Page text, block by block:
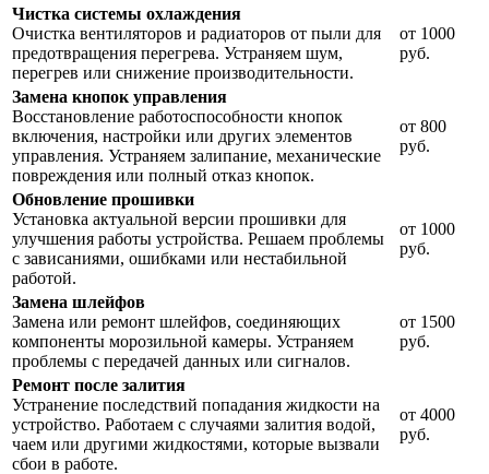
Чистка системы охлаждения
Очистка вентиляторов и радиаторов от пыли для
предотвращения перегрева. Устраняем шум,
перегрев или снижение производительности.
от 1000
руб.
Замена кнопок управления
Восстановление работоспособности кнопок
включения, настройки или других элементов
управления. Устраняем залипание, механические
повреждения или полный отказ кнопок.
от 800
руб.
Обновление прошивки
Установка актуальной версии прошивки для
улучшения работы устройства. Решаем проблемы
с зависаниями, ошибками или нестабильной
работой.
от 1000
руб.
Замена шлейфов
Замена или ремонт шлейфов, соединяющих
компоненты морозильной камеры. Устраняем
проблемы с передачей данных или сигналов.
от 1500
руб.
Ремонт после залития
Устранение последствий попадания жидкости на
устройство. Работаем с случаями залития водой,
чаем или другими жидкостями, которые вызвали
сбои в работе.
от 4000
руб.